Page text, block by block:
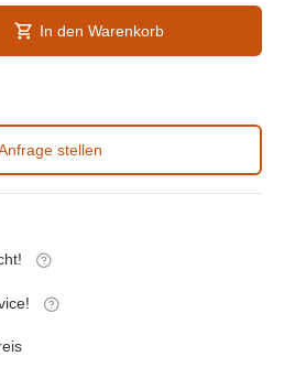
In den Warenkorb
stellen